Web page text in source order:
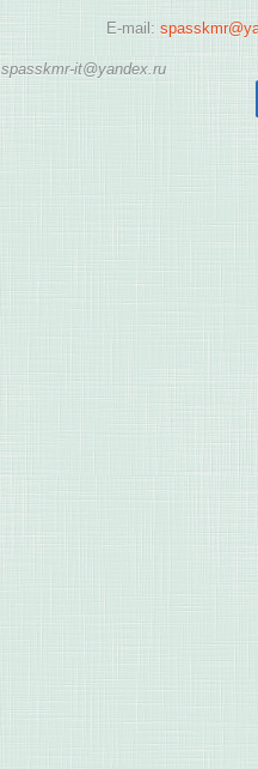
E-mail:
spasskmr-it@yandex.ru